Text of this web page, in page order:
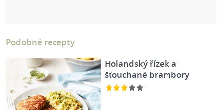
Podobné recepty
Holandský řízek a
šťouchané brambory